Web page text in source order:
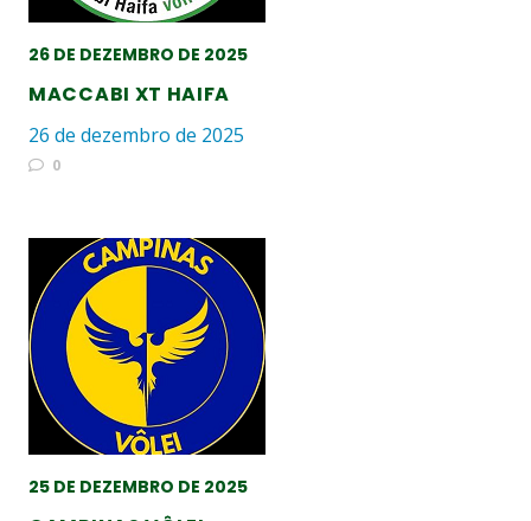
26 DE DEZEMBRO DE 2025
MACCABI XT HAIFA
26 de dezembro de 2025
0
25 DE DEZEMBRO DE 2025